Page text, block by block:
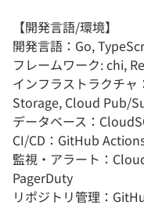
【開発言語/環境】
開発言語：Go,
フレームワーク: chi,
インフラストラクチ
Storage, Cloud Pub/
データベース：
CI/CD：GitHub
監視・アラート：
PagerDuty
リポジトリ管理：